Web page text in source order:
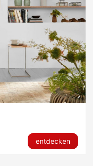
entdecken